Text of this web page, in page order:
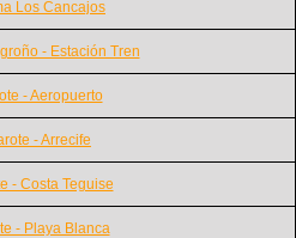
Los Cancajos
- Estación Tren
- Aeropuerto
- Arrecife
- Costa Teguise
- Playa Blanca